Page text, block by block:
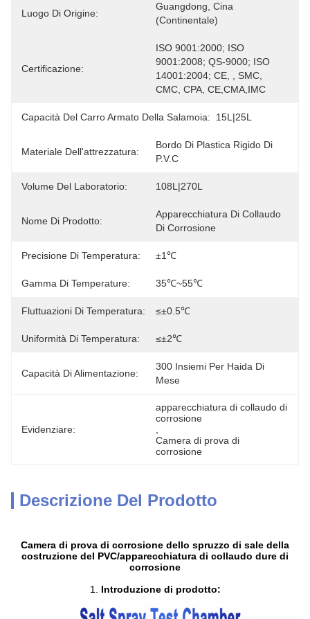
Luogo Di Origine:
Guangdong, Cina
(continentale)
Certificazione:
ISO 9001:2000; ISO
9001:2008; QS-9000; ISO
14001:2004; CE, , SMC,
CMC, CPA, CE,CMA,IMC
Capacità Del Carro Armato Della Salamoia: 15L|25L
Materiale Dell'attrezzatura:
Bordo Di Plastica Rigido Di
P.V.C
Volume Del Laboratorio: 108L|270L
Nome Di Prodotto:
Apparecchiatura Di Collaudo
Di Corrosione
Precisione Di Temperatura: ±1℃
Gamma Di Temperature: 35℃~55℃
Fluttuazioni Di Temperatura: ≤±0.5℃
Uniformità Di Temperatura: ≤±2℃
Capacità Di Alimentazione:
300 Insiemi Per Haida Di
Mese
Evidenziare:
apparecchiatura di collaudo di
corrosione
Camera di prova di
corrosione
Descrizione Del Prodotto
Camera di prova di corrosione dello spruzzo di sale della
costruzione del PVC/apparecchiatura di collaudo dure di
corrosione
1. Introduzione di prodotto: